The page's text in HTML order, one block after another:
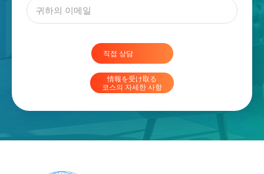
직접 상담
情報を受け取る
코스의 자세한 사항